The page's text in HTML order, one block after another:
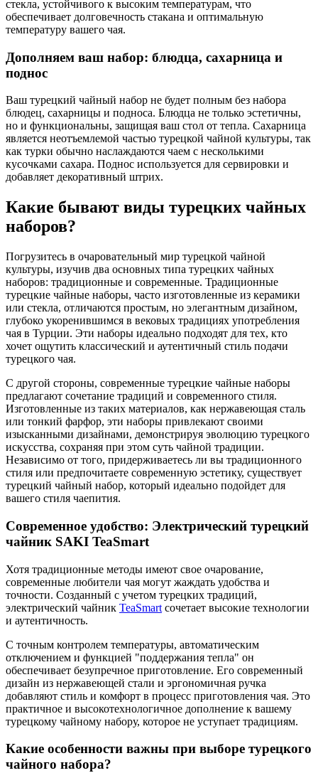
стекла, устойчивого к высоким температурам, что
обеспечивает долговечность стакана и оптимальную
температуру вашего чая.
Дополняем ваш набор: блюдца, сахарница и
поднос
Ваш турецкий чайный набор не будет полным без набора
блюдец, сахарницы и подноса. Блюдца не только эстетичны,
но и функциональны, защищая ваш стол от тепла. Сахарница
является неотъемлемой частью турецкой чайной культуры, так
как турки обычно наслаждаются чаем с несколькими
кусочками сахара. Поднос используется для сервировки и
добавляет декоративный штрих.
Какие бывают виды турецких чайных
наборов?
Погрузитесь в очаровательный мир турецкой чайной
культуры, изучив два основных типа турецких чайных
наборов: традиционные и современные. Традиционные
турецкие чайные наборы, часто изготовленные из керамики
или стекла, отличаются простым, но элегантным дизайном,
глубоко укоренившимся в вековых традициях употребления
чая в Турции. Эти наборы идеально подходят для тех, кто
хочет ощутить классический и аутентичный стиль подачи
турецкого чая.
С другой стороны, современные турецкие чайные наборы
предлагают сочетание традиций и современного стиля.
Изготовленные из таких материалов, как нержавеющая сталь
или тонкий фарфор, эти наборы привлекают своими
изысканными дизайнами, демонстрируя эволюцию турецкого
искусства, сохраняя при этом суть чайной традиции.
Независимо от того, придерживаетесь ли вы традиционного
стиля или предпочитаете современную эстетику, существует
турецкий чайный набор, который идеально подойдет для
вашего стиля чаепития.
Современное удобство: Электрический турецкий
чайник SAKI TeaSmart
Хотя традиционные методы имеют свое очарование,
современные любители чая могут жаждать удобства и
точности. Созданный с учетом турецких традиций,
электрический чайник TeaSmart сочетает высокие технологии
и аутентичность.
С точным контролем температуры, автоматическим
отключением и функцией "поддержания тепла" он
обеспечивает безупречное приготовление. Его современный
дизайн из нержавеющей стали и эргономичная ручка
добавляют стиль и комфорт в процесс приготовления чая. Это
практичное и высокотехнологичное дополнение к вашему
турецкому чайному набору, которое не уступает традициям.
Какие особенности важны при выборе турецкого
чайного набора?